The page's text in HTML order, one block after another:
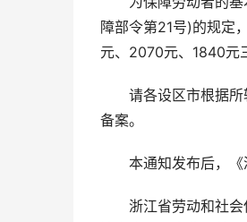
障部令第21号)的规定
元、2070元、1840元
请各设区市根据
备案。
本通知发布后，
浙江省劳动和社